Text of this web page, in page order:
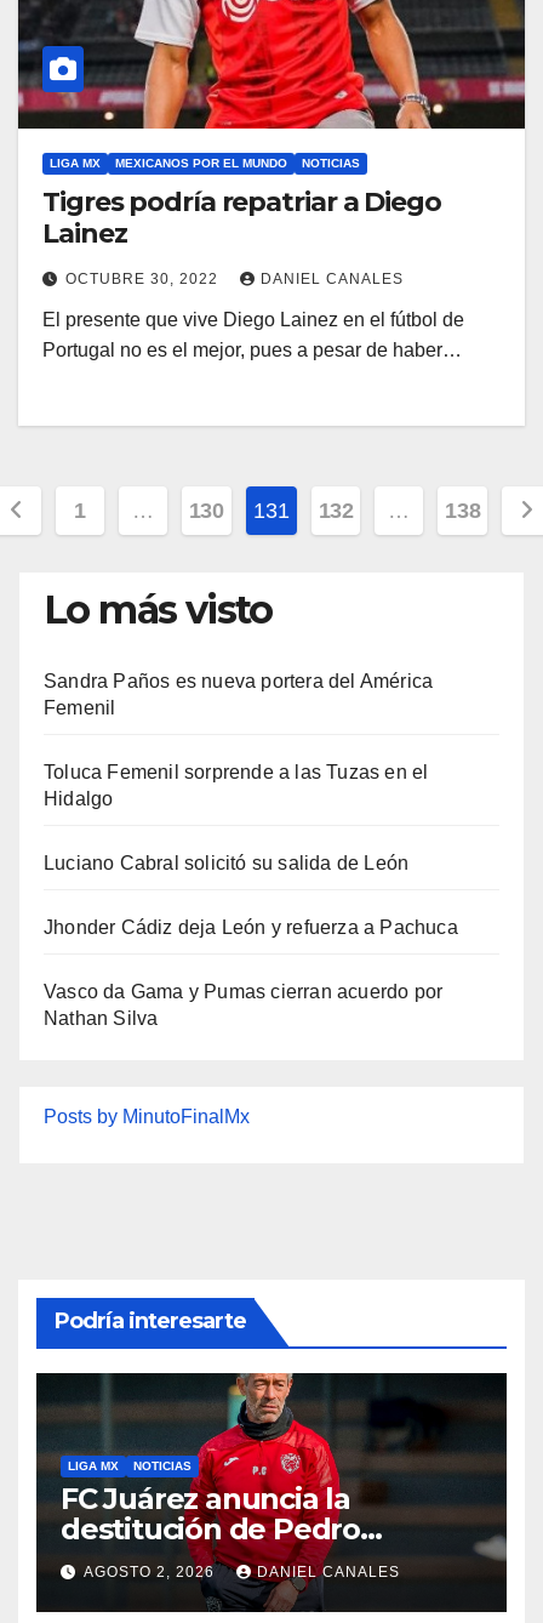
LIGA MX MEXICANOS POR EL MUNDO NOTICIAS
Tigres podría repatriar a Diego
Lainez
OCTUBRE 30, 2022 DANIEL CANALES
El presente que vive Diego Lainez en el fútbol de
Portugal no es el mejor, pues a pesar de haber…
1 … 130 131 132 … 138
Lo más visto
Sandra Paños es nueva portera del América
Femenil
Toluca Femenil sorprende a las Tuzas en el
Hidalgo
Luciano Cabral solicitó su salida de León
Jhonder Cádiz deja León y refuerza a Pachuca
Vasco da Gama y Pumas cierran acuerdo por
Nathan Silva
Posts by MinutoFinalMx
Podría interesarte
LIGA MX NOTICIAS
FC Juárez anuncia la
destitución de Pedro
Caixinha
AGOSTO 2, 2026 DANIEL CANALES